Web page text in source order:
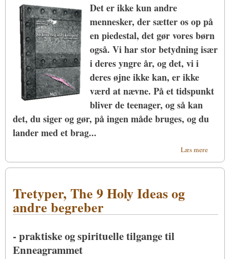
Det er ikke kun andre
mennesker, der sætter os op på
en piedestal, det gør vores børn
også. Vi har stor betydning især
i deres yngre år, og det, vi i
deres øjne ikke kan, er ikke
værd at nævne. På et tidspunkt
bliver de teenager, og så kan
det, du siger og gør, på ingen måde bruges, og du
lander med et brag...
Læs mereom
at
Tretyper, The 9 Holy Ideas og
andre begreber
- praktiske og spirituelle tilgange til
Enneagrammet